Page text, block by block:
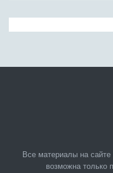
Все материалы на
возможна только